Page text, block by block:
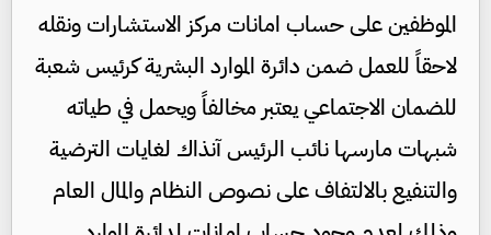
الموظفين على حساب امانات مركز الاستشارات ونقله
لاحقاً للعمل ضمن دائرة الموارد البشرية كرئيس شعبة
للضمان الاجتماعي يعتبر مخالفاً ويحمل في طياته
شبهات مارسها نائب الرئيس آنذاك لغايات الترضية
والتنفيع بالالتفاف على نصوص النظام والمال العام